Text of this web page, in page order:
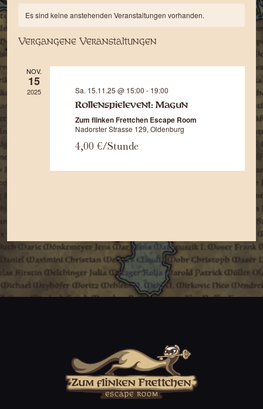
wählen.
Kalender
von
Veranstaltungen
Es sind keine anstehenden Veranstaltungen vorhanden.
Vergangene Veranstaltungen
NOV.
15
2025 Sa. 15.11.25 @ 15:00 - 19:00
Rollenspielevent: Magun
Zum flinken Frettchen Escape Room
Nadorster Strasse 129, Oldenburg
4,00 €/Stunde
Dies ist mein zusätzliches Div im Footer.